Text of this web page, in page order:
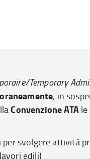
Temporary
, in
Convenzione ATAle
svolgere attività
edili)